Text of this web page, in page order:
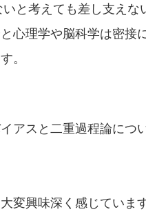
と考えても差し支えな
心理学や脳科学は密接
。
アスと二重過程論につ
変興味深く感じています